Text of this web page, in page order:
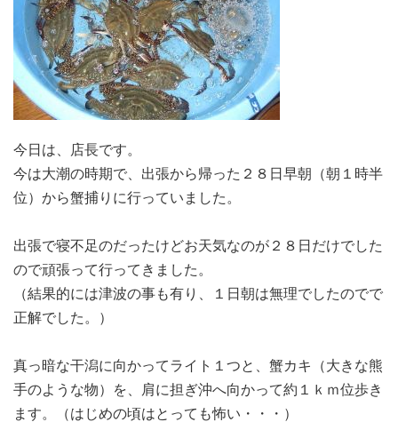
今日は、店長です。
今は大潮の時期で、出張から帰った２８日早朝（朝１時半
位）から蟹捕りに行っていました。
出張で寝不足のだったけどお天気なのが２８日だけでした
ので頑張って行ってきました。
（結果的には津波の事も有り、１日朝は無理でしたのでで
正解でした。）
真っ暗な干潟に向かってライト１つと、蟹カキ（大きな熊
手のような物）を、肩に担ぎ沖へ向かって約１ｋｍ位歩き
ます。（はじめの頃はとっても怖い・・・）